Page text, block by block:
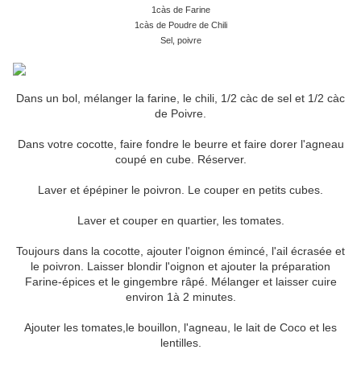
1càs de Farine
1càs de Poudre de Chili
Sel, poivre
Dans un bol, mélanger la farine, le chili, 1/2 càc de sel et 1/2 càc
de Poivre.
Dans votre cocotte, faire fondre le beurre et faire dorer l'agneau
coupé en cube. Réserver.
Laver et épépiner le poivron. Le couper en petits cubes.
Laver et couper en quartier, les tomates.
Toujours dans la cocotte, ajouter l'oignon émincé, l'ail écrasée et
le poivron. Laisser blondir l'oignon et ajouter la préparation
Farine-épices et le gingembre râpé. Mélanger et laisser cuire
environ 1à 2 minutes.
Ajouter les tomates,le bouillon, l'agneau, le lait de Coco et les
lentilles.